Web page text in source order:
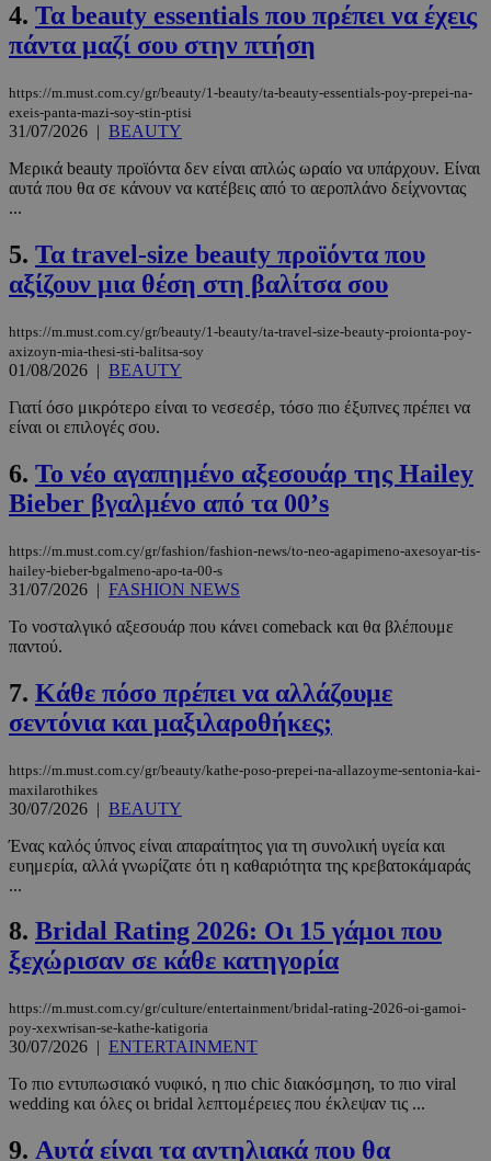
4. Τα beauty essentials που πρέπει να έχεις
πάντα μαζί σου στην πτήση
https://m.must.com.cy/gr/beauty/1-beauty/ta-beauty-essentials-poy-prepei-na-
exeis-panta-mazi-soy-stin-ptisi
31/07/2026 | BEAUTY
Μερικά beauty προϊόντα δεν είναι απλώς ωραίο να υπάρχουν. Είναι
αυτά που θα σε κάνουν να κατέβεις από το αεροπλάνο δείχνοντας
...
5. Τα travel-size beauty προϊόντα που
αξίζουν μια θέση στη βαλίτσα σου
https://m.must.com.cy/gr/beauty/1-beauty/ta-travel-size-beauty-proionta-poy-
axizoyn-mia-thesi-sti-balitsa-soy
01/08/2026 | BEAUTY
Γιατί όσο μικρότερο είναι το νεσεσέρ, τόσο πιο έξυπνες πρέπει να
είναι οι επιλογές σου.
6. Το νέο αγαπημένο αξεσουάρ της Hailey
Bieber βγαλμένο από τα 00’s
https://m.must.com.cy/gr/fashion/fashion-news/to-neo-agapimeno-axesoyar-tis-
hailey-bieber-bgalmeno-apo-ta-00-s
31/07/2026 | FASHION NEWS
Το νοσταλγικό αξεσουάρ που κάνει comeback και θα βλέπουμε
παντού.
7. Κάθε πόσο πρέπει να αλλάζουμε
σεντόνια και μαξιλαροθήκες;
https://m.must.com.cy/gr/beauty/kathe-poso-prepei-na-allazoyme-sentonia-kai-
maxilarothikes
30/07/2026 | BEAUTY
Ένας καλός ύπνος είναι απαραίτητος για τη συνολική υγεία και
ευημερία, αλλά γνωρίζατε ότι η καθαριότητα της κρεβατοκάμαράς
...
8. Bridal Rating 2026: Οι 15 γάμοι που
ξεχώρισαν σε κάθε κατηγορία
https://m.must.com.cy/gr/culture/entertainment/bridal-rating-2026-oi-gamoi-
poy-xexwrisan-se-kathe-katigoria
30/07/2026 | ENTERTAINMENT
Το πιο εντυπωσιακό νυφικό, η πιο chic διακόσμηση, το πιο viral
wedding και όλες οι bridal λεπτομέρειες που έκλεψαν τις ...
9. Αυτά είναι τα αντηλιακά που θα